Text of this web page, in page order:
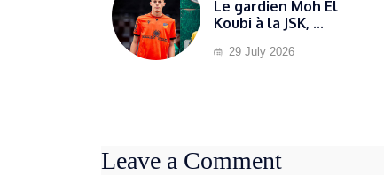
Le gardien Moh El
Koubi à la JSK, ...
29 July 2026
Leave a Comment